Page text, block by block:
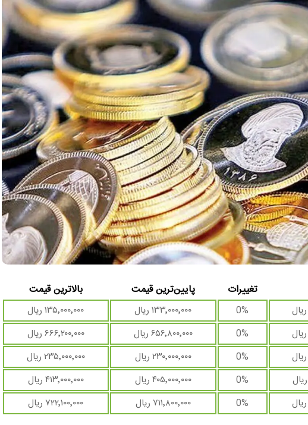
تغییرات پایین‌ترین قیمت بالاترین قیمت
0% ۱۳۳٬۰۰۰٬۰۰۰ ریال
۱۳۵٬۰۰۰٬۰۰۰ ریال
0% ۶۵۶٬۸۰۰٬۰۰۰ ریال
۶۶۶٬۲۰۰٬۰۰۰ ریال
0% ۲۳۰٬۰۰۰٬۰۰۰ ریال
۲۳۵٬۰۰۰٬۰۰۰ ریال
0% ۴۰۵٬۰۰۰٬۰۰۰ ریال
۴۱۳٬۰۰۰٬۰۰۰ ریال
0% ۷۱۱٬۸۰۰٬۰۰۰ ریال ۷۲۲٬۱۰۰٬۰۰۰ ریال